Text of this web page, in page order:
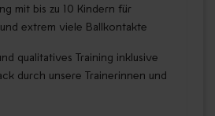
mit bis zu 10 Kindern für
extrem viele Ballkontakte
qualitatives Training inklusive
durch unsere Trainerinnen und